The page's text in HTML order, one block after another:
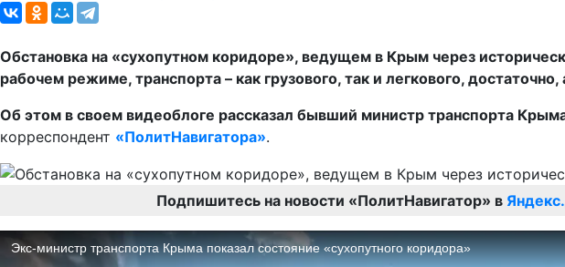
Обстановка на «сухопутном коридоре», ведущем в Крым через
рабочем режиме, транспорта – как грузового, так и легкового,
Об этом в своем видеоблоге рассказал бывший министр транспорта
корреспондент «ПолитНавигатора».
Подпишитесь на новости «ПолитНавигатор» в